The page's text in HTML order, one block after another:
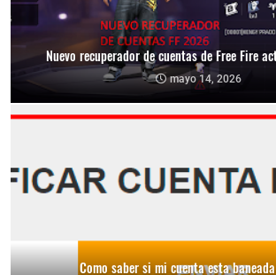
Nuevo recuperador de cuentas de Free Fire
mayo 14, 2026
Como saber si mi cuenta esta